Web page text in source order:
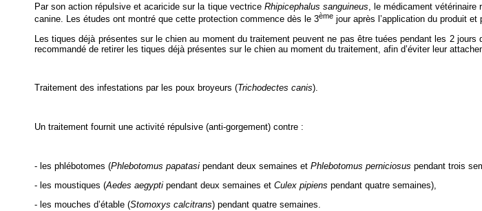
Par son action répulsive et acaricide sur la tique vectrice Rhipicephalus sanguineus , le médicament
canine. Les études ont montré que cette protection commence dès le 3ème jour après l’application du produit
Les tiques déjà présentes sur le chien au moment du traitement peuvent ne pas être tuées pendant les 2
recommandé de retirer les tiques déjà présentes sur le chien au moment du traitement, afin d’éviter leur
Traitement des infestations par les poux broyeurs (Trichodectes canis).
Un traitement fournit une activité répulsive (anti-gorgement) contre :
- les phlébotomes (Phlebotomus papatasi pendant deux semaines et Phlebotomus perniciosus pendant trois
- les moustiques (Aedes aegypti pendant deux semaines et Culex pipiens pendant quatre semaines),
- les mouches d’étable (Stomoxys calcitrans) pendant quatre semaines.